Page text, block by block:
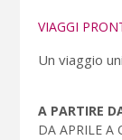
VIAGGI
Un viaggio
A PARTIRE
DA APRILE A